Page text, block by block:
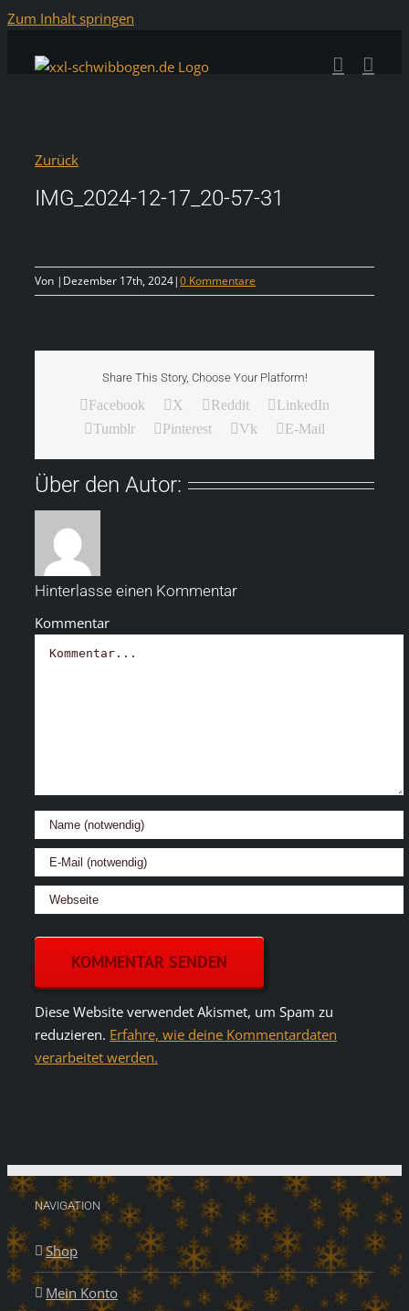
Zum Inhalt springen
Zurück
IMG_2024-12-17_20-57-31
Von | Dezember 17th, 2024|0 Kommentare
Share This Story, Choose Your Platform!
Facebook X Reddit
LinkedIn
Tumblr
Pinterest Vk E-Mail
Über den Autor:
Hinterlasse einen Kommentar
Kommentar
Diese Website verwendet Akismet, um Spam zu
reduzieren. Erfahre, wie deine Kommentardaten
verarbeitet werden.
NAVIGATION
Shop
Mein Konto